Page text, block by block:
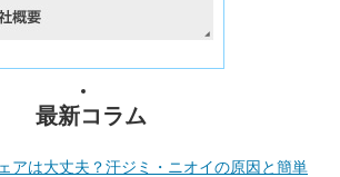
最新コラム
アは大丈夫？汗ジミ・ニオイの原因と簡単